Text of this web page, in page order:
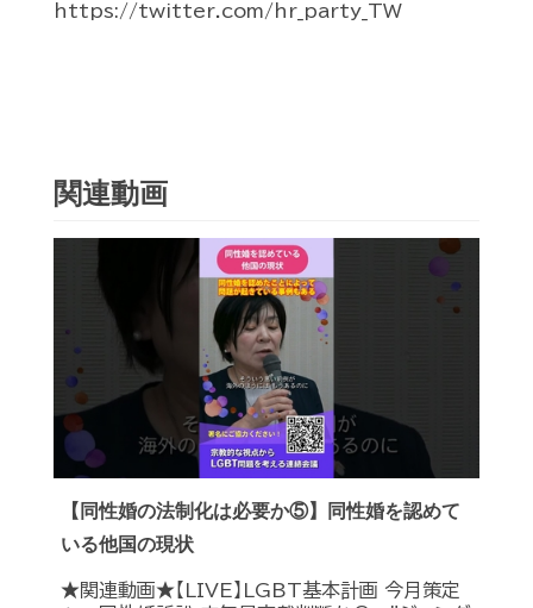
https://twitter.com/hr_party_TW
関連動画
【同性婚の法制化は必要か⑤】同性婚を認めて
いる他国の現状
★関連動画★【LIVE】LGBT基本計画 今月策定